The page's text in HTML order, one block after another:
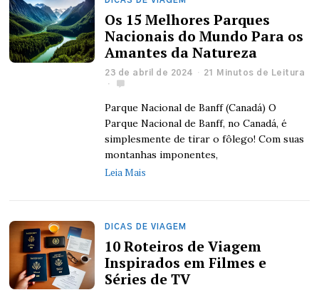
Os 15 Melhores Parques
Nacionais do Mundo Para os
Amantes da Natureza
23 de abril de 2024 21 Minutos de Leitura
Parque Nacional de Banff (Canadá) O
Parque Nacional de Banff, no Canadá, é
simplesmente de tirar o fôlego! Com suas
montanhas imponentes,
Leia Mais
DICAS DE VIAGEM
10 Roteiros de Viagem
Inspirados em Filmes e
Séries de TV